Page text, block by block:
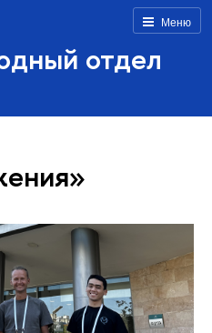
Меню
отдел